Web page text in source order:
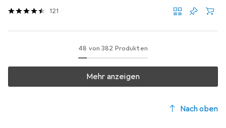
121
48 von 382 Produkten
Mehr anzeigen
Nach oben